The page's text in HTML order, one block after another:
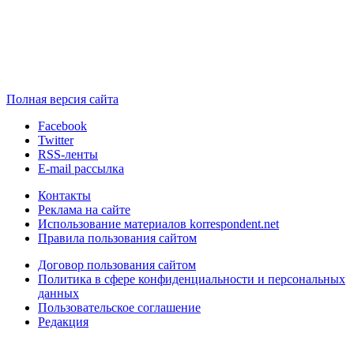
Полная версия сайта
Facebook
Twitter
RSS-ленты
E-mail рассылка
Контакты
Реклама на сайте
Использование материалов korrespondent.net
Правила пользования сайтом
Договор пользования сайтом
Политика в сфере конфиденциальности и персональных
данных
Пользовательское соглашение
Редакция